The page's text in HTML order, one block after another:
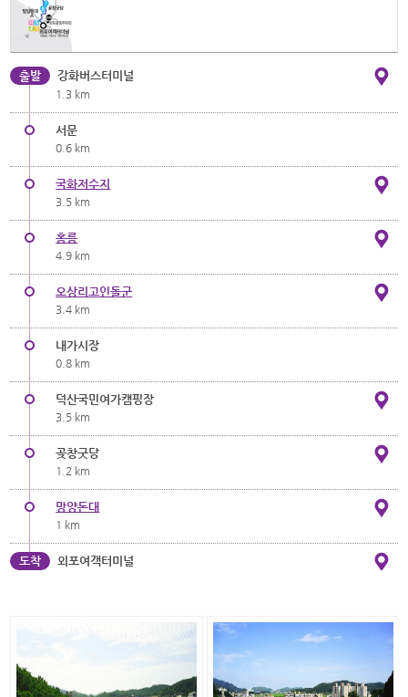
출발 강화버스터미널
1.3 km
서문
0.6 km
국화저수지
3.5 km
홍릉
4.9 km
오상리고인돌군
3.4 km
내가시장
0.8 km
덕산국민여가캠핑장
3.5 km
곶창굿당
1.2 km
망양돈대
1 km
도착 외포여객터미널